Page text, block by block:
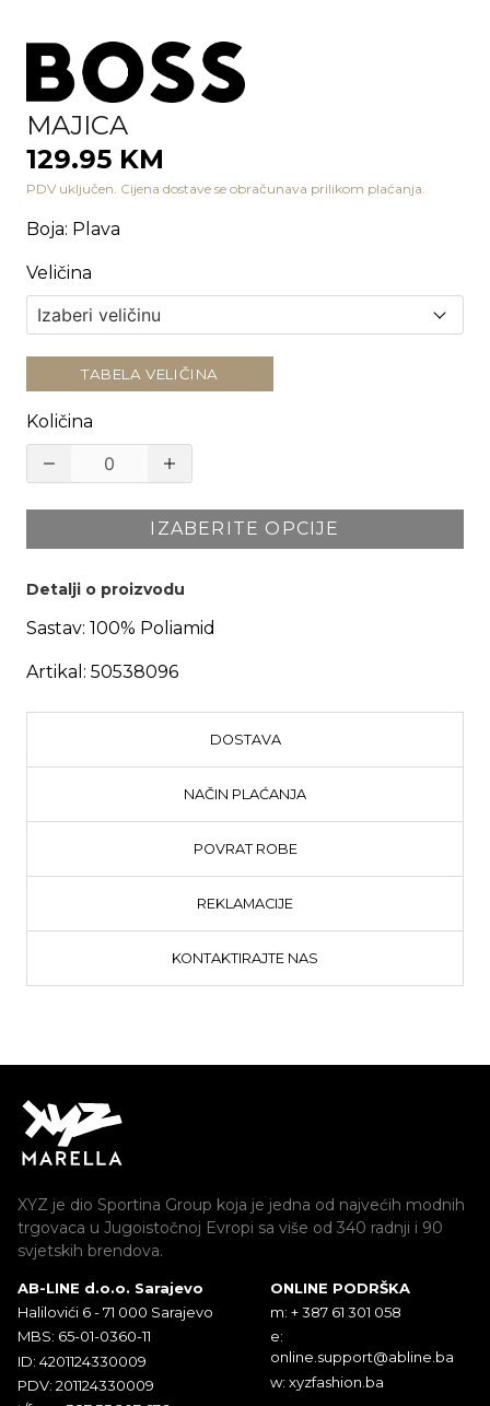
MAJICA
129.95 KM
PDV uključen. Cijena dostave se obračunava prilikom plaćanja.
Boja: Plava
Veličina
TABELA VELIČINA
Količina
IZABERITE OPCIJE
Detalji o proizvodu
Sastav: 100% Poliamid
Artikal: 50538096
DOSTAVA
NAČIN PLAĆANJA
POVRAT ROBE
REKLAMACIJE
KONTAKTIRAJTE NAS
XYZ je dio Sportina Group koja je jedna od najvećih modnih
trgovaca u Jugoistočnoj Evropi sa više od 340 radnji i 90
svjetskih brendova.
AB-LINE d.o.o. Sarajevo
Halilovići 6 - 71 000 Sarajevo
MBS: 65-01-0360-11
ID: 4201124330009
PDV: 201124330009
ONLINE PODRŠKA
m: + 387 61 301 058
e:
online.support@abline.ba
w: xyzfashion.ba